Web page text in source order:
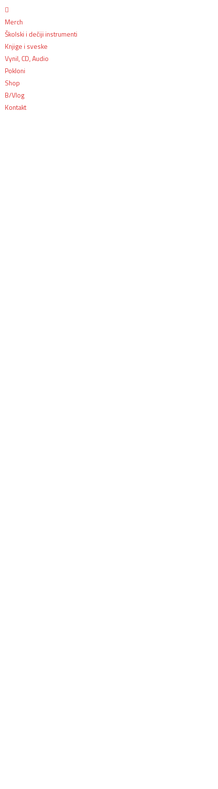
Merch
Školski i dečiji instrumenti
Knjige i sveske
Vynil, CD, Audio
Pokloni
Shop
B/Vlog
Kontakt